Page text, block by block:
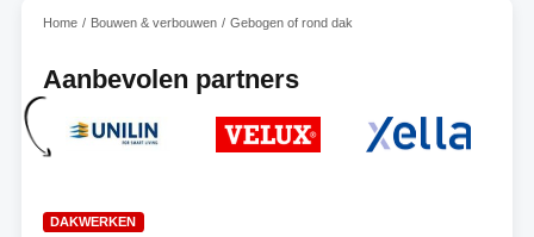
Home Bouwen & verbouwen Gebogen of rond dak
Aanbevolen partners
DAKWERKEN